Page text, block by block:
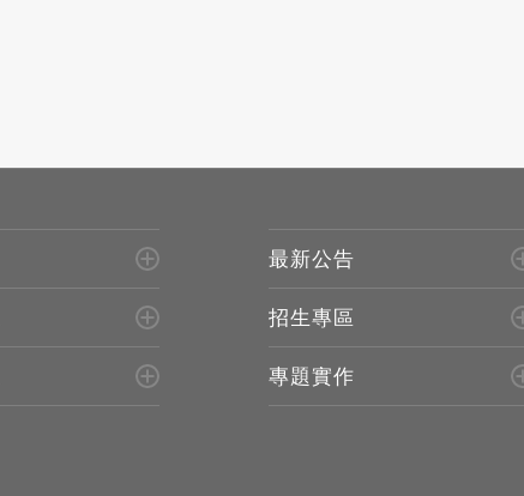
最新公告
招生專區
專題實作